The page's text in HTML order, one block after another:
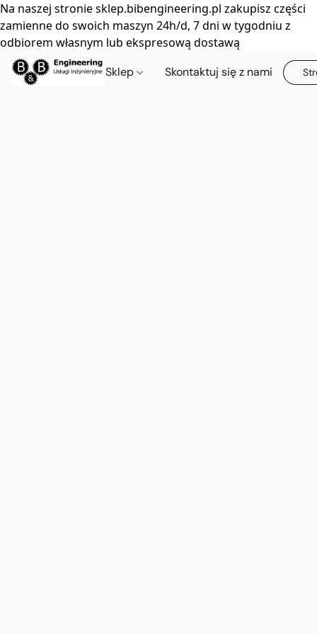
Na naszej stronie sklep.bibengineering.pl zakupisz części
zamienne do swoich maszyn 24h/d, 7 dni w tygodniu z
odbiorem własnym lub ekspresową dostawą
Sklep Skontaktuj się z nami